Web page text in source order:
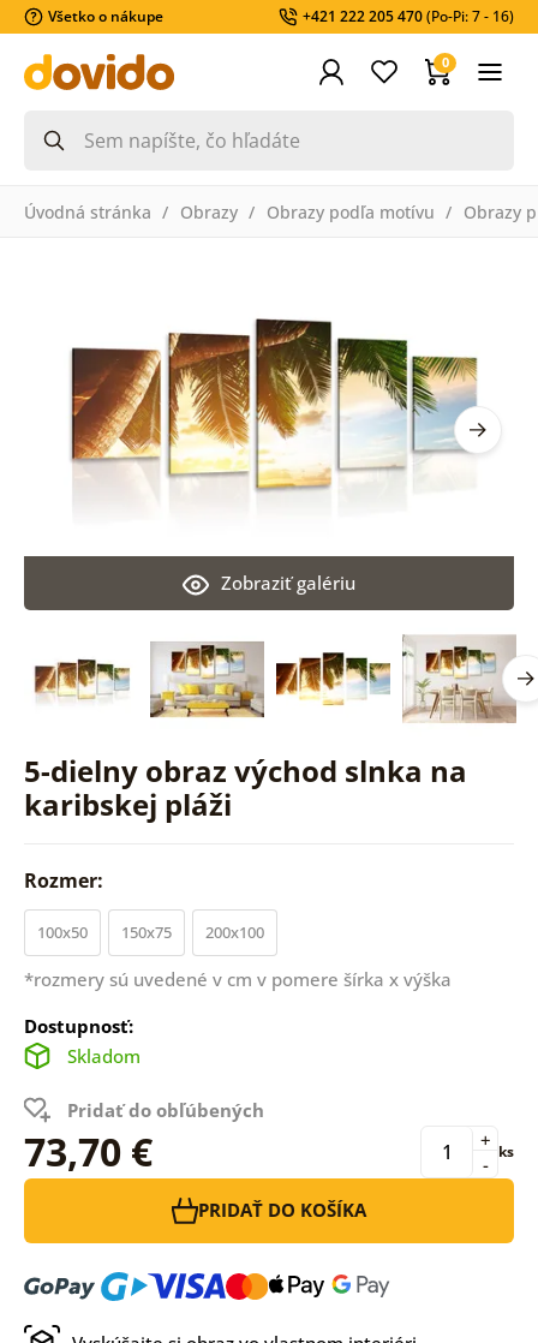
Všetko o nákupe +421 222 205 470(Po-Pi: 7 - 16)
0
Úvodná stránka Obrazy Obrazy podľa motívu Obrazy
5-dielny obraz východ slnka na
karibskej pláži
Zobraziť galériu
Rozmer:
100x50 150x75 200x100
*rozmery sú uvedené v cm v pomere šírka x výška
Dostupnosť:
Skladom
Pridať do obľúbených
73,70 € -
+ ks
PRIDAŤ DO KOŠÍKA